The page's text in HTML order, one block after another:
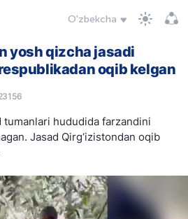
O'zbekcha
yosh qizcha jasadi
oqib kelgan
tumanlari hududida farzandini
Jasad Qirg‘izistondan oqib